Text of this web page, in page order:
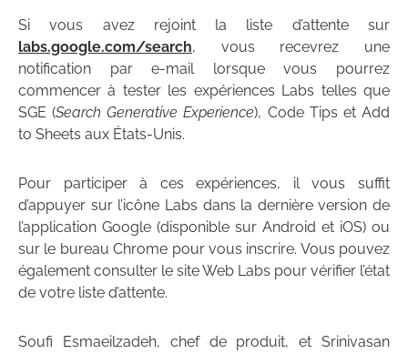
Si vous avez rejoint la liste d’attente sur
labs.google.com/search, vous recevrez une
notification par e-mail lorsque vous pourrez
commencer à tester les expériences Labs telles que
SGE (Search Generative Experience), Code Tips et Add
to Sheets aux États-Unis.
Pour participer à ces expériences, il vous suffit
d’appuyer sur l’icône Labs dans la dernière version de
l’application Google (disponible sur Android et iOS) ou
sur le bureau Chrome pour vous inscrire. Vous pouvez
également consulter le site Web Labs pour vérifier l’état
de votre liste d’attente.
Soufi Esmaeilzadeh, chef de produit, et Srinivasan